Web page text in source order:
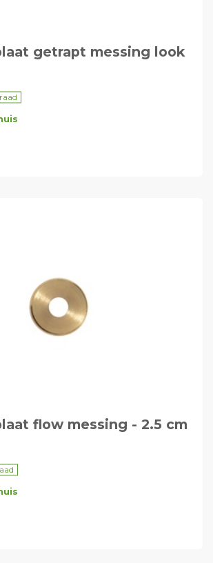
getrapt messing look
flow messing - 2.5 cm